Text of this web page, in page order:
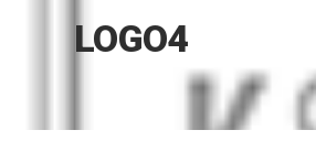
LOGO4